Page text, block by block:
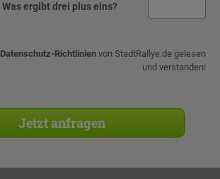
Was ergibt drei plus eins?
Datenschutz-Richtlinien von StadtRallye.de gelesen
und verstanden!